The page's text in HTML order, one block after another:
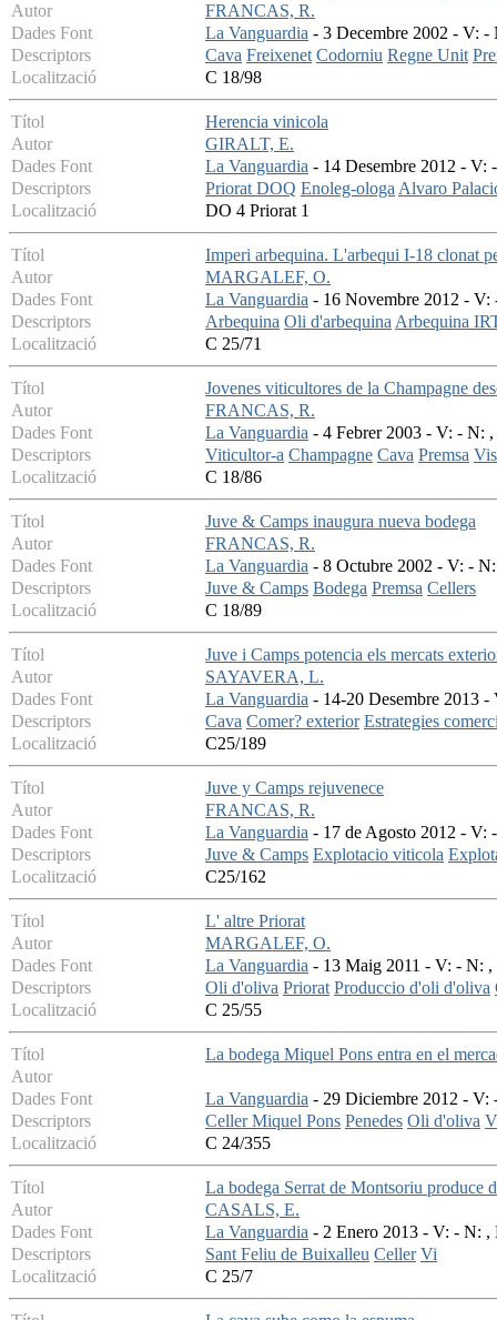
Autor
FRANCAS, R.
Dades Font
La Vanguardia - 3 Decembre 2002 - V: -
Descriptors
Cava Freixenet Codorniu Regne Unit
Localització
C 18/98
Títol
Herencia vinicola
Autor
GIRALT, E.
Dades Font
La Vanguardia - 14 Desembre 2012 - V:
Descriptors
Priorat DOQ Enoleg-ologaAlvaro
Localització
DO 4 Priorat 1
Títol
Imperi arbequina. L'arbequi I-18 clonat
Autor
MARGALEF, O.
Dades Font
La Vanguardia - 16 Novembre 2012 - V:
Descriptors
Arbequina Oli d'arbequinaArbequina
Localització
C 25/71
Títol
Jovenes viticultores de la Champagne
Autor
FRANCAS, R.
Dades Font
La Vanguardia - 4 Febrer 2003 - V: - N: ,
Descriptors
Viticultor-a Champagne Cava Premsa
Localització
C 18/86
Títol
Juve & Camps inaugura nueva bodega
Autor
FRANCAS, R.
Dades Font
La Vanguardia - 8 Octubre 2002 - V: -
Descriptors
Juve & Camps Bodega Premsa Cellers
Localització
C 18/89
Títol
Juve i Camps potencia els mercats
Autor
SAYAVERA, L.
Dades Font
La Vanguardia - 14-20 Desembre 2013 -
Descriptors
Cava Comer? exterior Estrategies
Localització
C25/189
Títol
Juve y Camps rejuvenece
Autor
FRANCAS, R.
Dades Font
La Vanguardia - 17 de Agosto 2012 - V:
Descriptors
Juve & Camps Explotacio viticola
Localització
C25/162
Títol
L' altre Priorat
Autor
MARGALEF, O.
Dades Font
La Vanguardia - 13 Maig 2011 - V: - N: ,
Descriptors
Oli d'oliva Priorat Produccio d'oli d'oliva
Localització
C 25/55
Títol
La bodega Miquel Pons entra en el
Autor
Dades Font
La Vanguardia - 29 Diciembre 2012 - V:
Descriptors
Celler Miquel Pons Penedes Oli d'oliva
Localització
C 24/355
Títol
La bodega Serrat de Montsoriu produce
Autor
CASALS, E.
Dades Font
La Vanguardia - 2 Enero 2013 - V: - N: ,
Descriptors
Sant Feliu de Buixalleu Celler Vi
Localització
C 25/7